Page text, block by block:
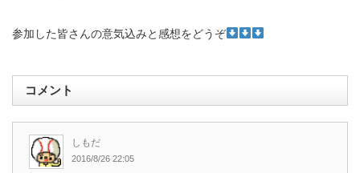
参加した皆さんの意気込みと感想をどうぞ
コメント
しもだ
2016/8/26 22:05